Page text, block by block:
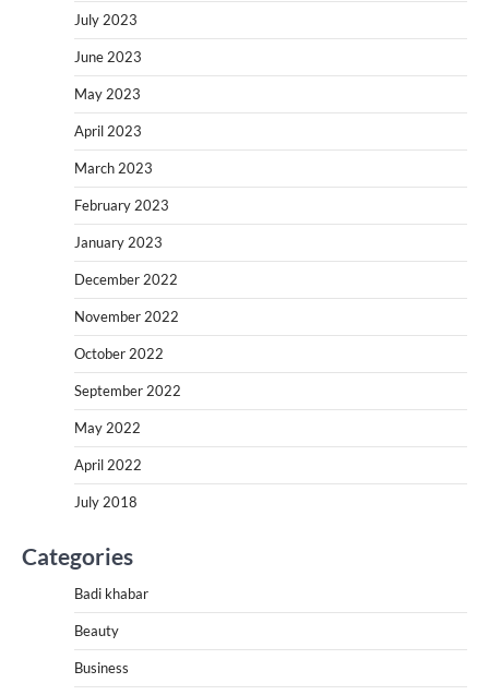
July 2023
June 2023
May 2023
April 2023
March 2023
February 2023
January 2023
December 2022
November 2022
October 2022
September 2022
May 2022
April 2022
July 2018
Categories
Badi khabar
Beauty
Business